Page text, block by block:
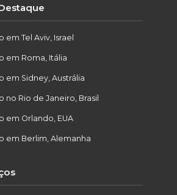
em Tel Aviv, Israel
em Roma, Itália
em Sidney, Austrália
no Rio de Janeiro, Brasil
em Orlando, EUA
em Berlim, Alemanha